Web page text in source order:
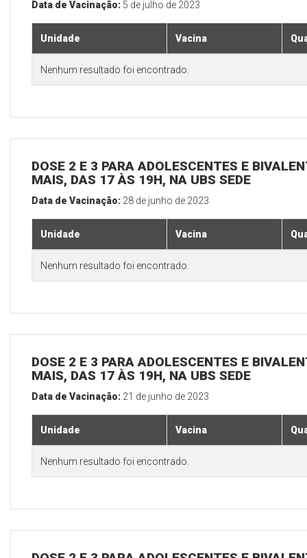
Data de Vacinação: 5 de julho de 2023
Unidade Vacina
Nenhum resultado foi encontrado.
DOSE 2 E 3 PARA ADOLESCENTES E
MAIS, DAS 17 ÀS 19H, NA UBS SEDE
Data de Vacinação: 28 de junho de 2023
Unidade Vacina
Nenhum resultado foi encontrado.
DOSE 2 E 3 PARA ADOLESCENTES E
MAIS, DAS 17 ÀS 19H, NA UBS SEDE
Data de Vacinação: 21 de junho de 2023
Unidade Vacina
Nenhum resultado foi encontrado.